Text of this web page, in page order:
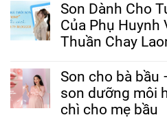
Son Dành Cho
Của Phụ Huynh
Thuần Chay
Son cho bà bầu
son dưỡng môi
chì cho mẹ bầu